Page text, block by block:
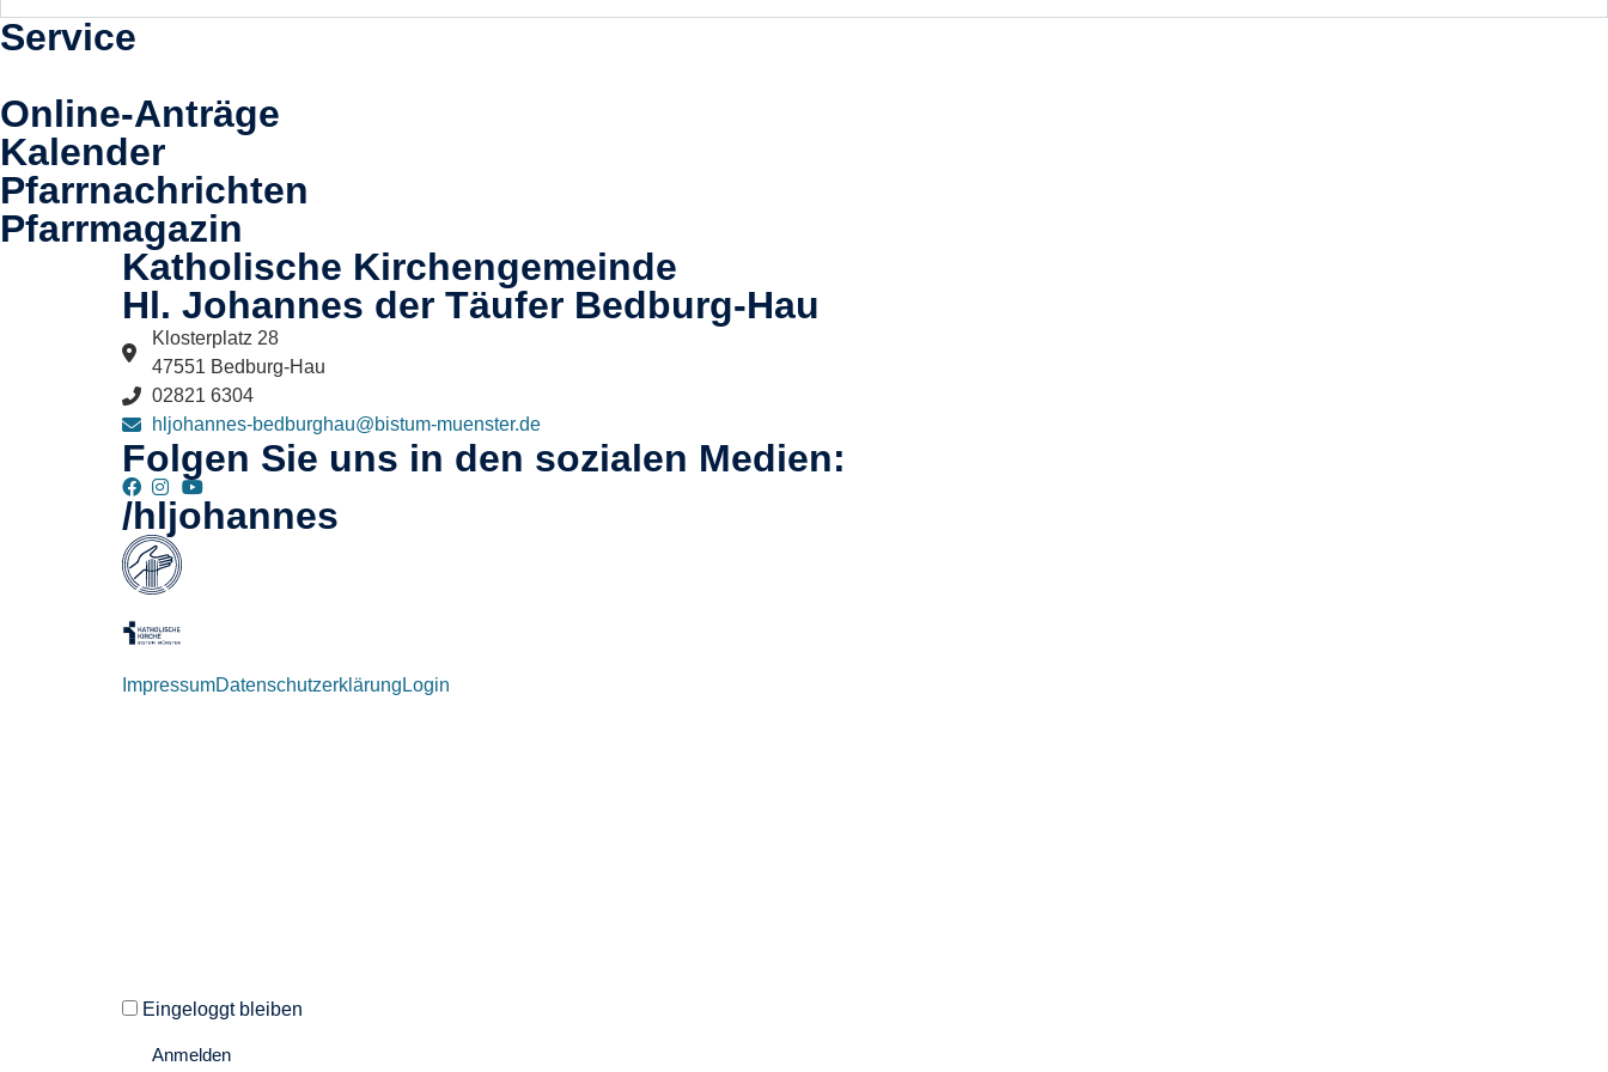
Service
Online-Anträge
Kalender
Pfarrnachrichten
Pfarrmagazin
Katholische Kirchengemeinde
Hl. Johannes der Täufer Bedburg-Hau​
Klosterplatz 28
47551 Bedburg-Hau
02821 6304
hljohannes-bedburghau@bistum-muenster.de
Folgen Sie uns in den sozialen Medien:
/hljohannes
ImpressumDatenschutzerklärung Login
Eingeloggt bleiben
Anmelden